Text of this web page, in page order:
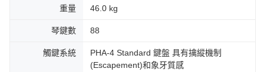
重量 46.0 kg
琴鍵數 88
觸鍵系統
PHA-4 Standard 鍵盤 具有擒縱機制
(Escapement)和象牙質感